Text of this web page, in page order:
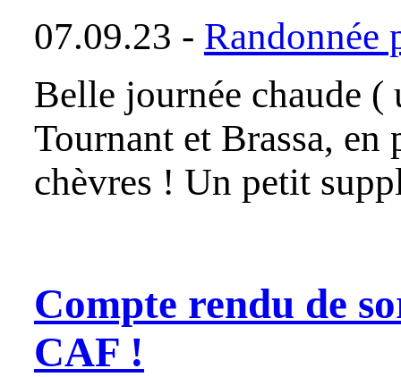
07.09.23 - Randonnée
Belle journée chaude (
Tournant et Brassa, en
chèvres ! Un petit
Compte rendu de
CAF !